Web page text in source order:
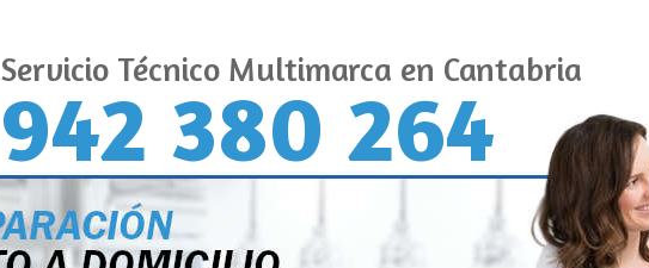
Servicio Técnico Multimarca en Cantabria
942 380 264